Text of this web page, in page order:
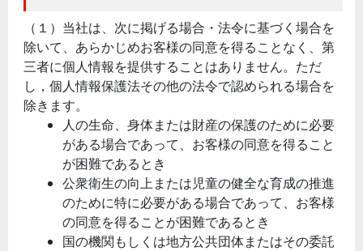
（１）当社は、次に掲げる場合・法令に基づく場合を
除いて、あらかじめお客様の同意を得ることなく、第
三者に個人情報を提供することはありません。ただ
し，個人情報保護法その他の法令で認められる場合を
除きます。
人の生命、身体または財産の保護のために必要
がある場合であって、お客様の同意を得ること
が困難であるとき
公衆衛生の向上または児童の健全な育成の推進
のために特に必要がある場合であって、お客様
の同意を得ることが困難であるとき
国の機関もしくは地方公共団体またはその委託